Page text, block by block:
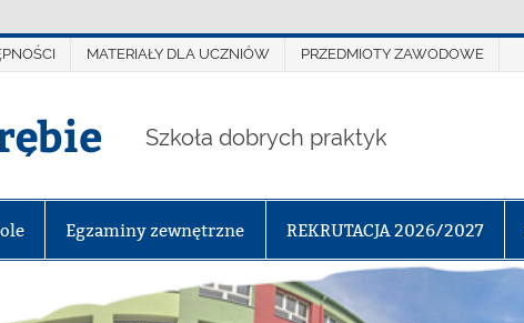
MATERIAŁY DLA UCZNIÓW PRZEDMIOTY ZAWODOWE
Szkoła dobrych praktyk
Egzaminy zewnętrzne REKRUTACJA 2026/2027